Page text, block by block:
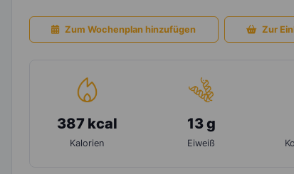
Zum Wochenplan hinzufügen Zur
387 kcal
Kalorien
13 g
Eiweiß